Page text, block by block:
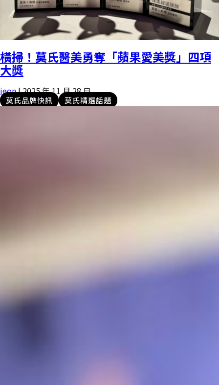
橫掃！莫氏醫美勇奪「蘋果愛美獎」四項
大獎
ieon|2025 年 11 月 28 日
莫氏品牌快訊 莫氏精選話題